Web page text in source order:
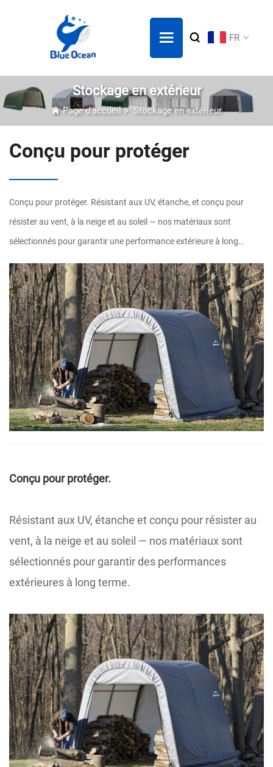
FR
Stockage en extérieur
Page d'accueil> Stockage en extérieur
Conçu pour protéger
Conçu pour protéger. Résistant aux UV, étanche, et conçu pour
résister au vent, à la neige et au soleil — nos matériaux sont
sélectionnés pour garantir une performance extérieure à long
Conçu pour protéger.
Résistant aux UV, étanche et conçu pour résister au
vent, à la neige et au soleil — nos matériaux sont
sélectionnés pour garantir des performances
extérieures à long terme.